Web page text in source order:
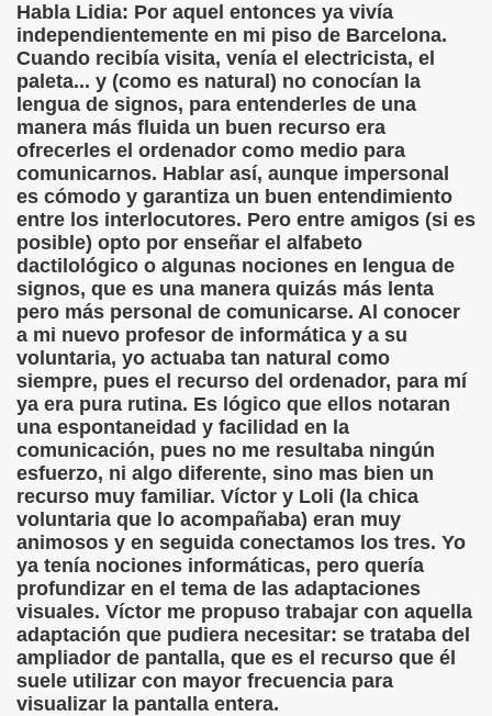
Habla Lidia: Por aquel entonces ya vivía
independientemente en mi piso de Barcelona.
Cuando recibía visita, venía el electricista, el
paleta... y (como es natural) no conocían la
lengua de signos, para entenderles de una
manera más fluida un buen recurso era
ofrecerles el ordenador como medio para
comunicarnos. Hablar así, aunque impersonal
es cómodo y garantiza un buen entendimiento
entre los interlocutores. Pero entre amigos (si es
posible) opto por enseñar el alfabeto
dactilológico o algunas nociones en lengua de
signos, que es una manera quizás más lenta
pero más personal de comunicarse. Al conocer
a mi nuevo profesor de informática y a su
voluntaria, yo actuaba tan natural como
siempre, pues el recurso del ordenador, para mí
ya era pura rutina. Es lógico que ellos notaran
una espontaneidad y facilidad en la
comunicación, pues no me resultaba ningún
esfuerzo, ni algo diferente, sino mas bien un
recurso muy familiar. Víctor y Loli (la chica
voluntaria que lo acompañaba) eran muy
animosos y en seguida conectamos los tres. Yo
ya tenía nociones informáticas, pero quería
profundizar en el tema de las adaptaciones
visuales. Víctor me propuso trabajar con aquella
adaptación que pudiera necesitar: se trataba del
ampliador de pantalla, que es el recurso que él
suele utilizar con mayor frecuencia para
visualizar la pantalla entera.
Jesús Cañamares)
gil)
con el Tacto; una Sutil Diferencia (Fini Sarrió)
Rodríguez (Francesc Miñana)
Jesús Cañamares)
Baja Visión, del Libro Nada sobre Nosotros sin
la Franqueza (Sergio Gay Laudes)
Companyia de Músics Cecs en 1647 (Arxiu Històric de
Ordóñez)
2018 (Comisión Braille Latinoamericana)
Iberoamericana del Braille, 1999 (Pedro A. Zurita
(Jesús Alberto Gil Pardo)
Lucía (Cat Yuste)
con Pedro Zurita, 14-06-2005 (Transcriptor